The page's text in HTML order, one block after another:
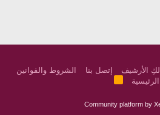
الأرشيف إتصل بنا
الشروط والقوانين
الرئيسية
Community platform by